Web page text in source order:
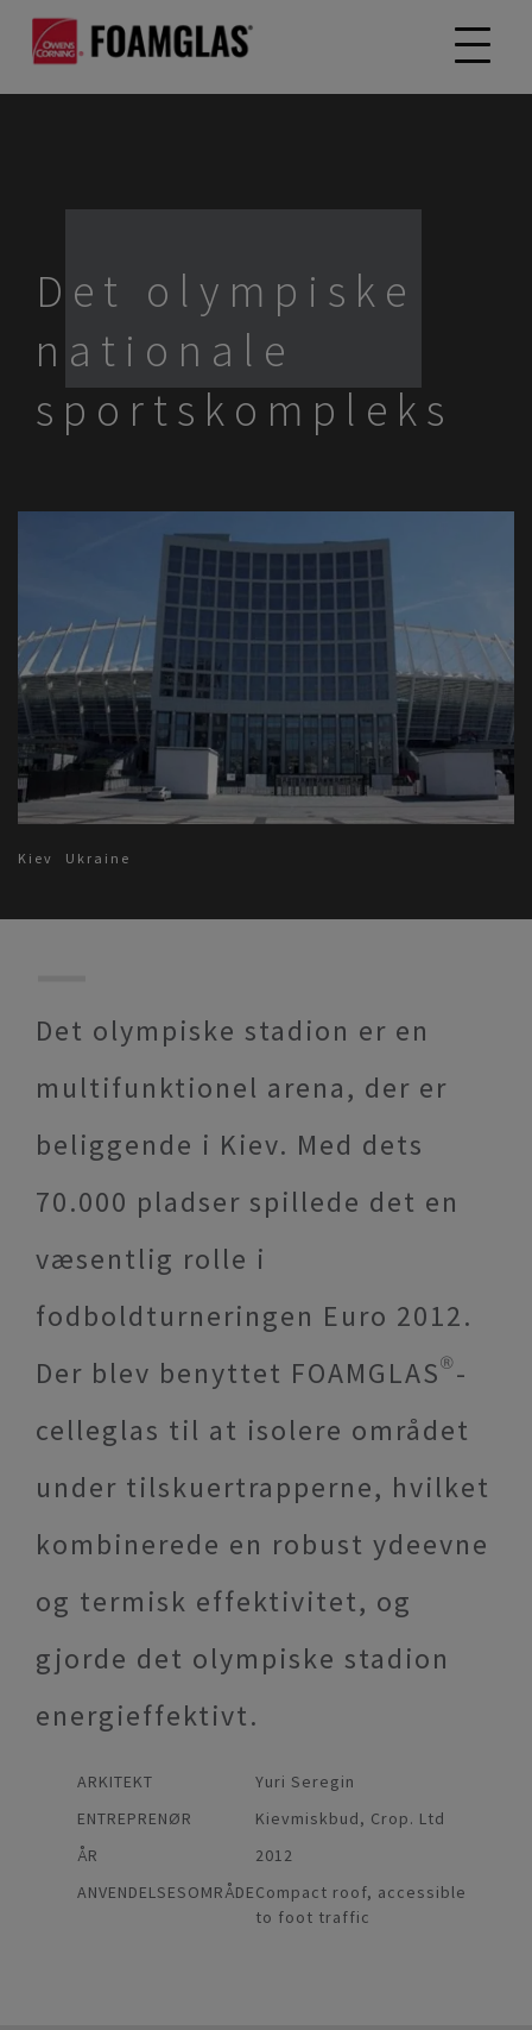
Det olympiske
nationale
sportskompleks
Kiev Ukraine
Det olympiske stadion er en
multifunktionel arena, der er
beliggende i Kiev. Med dets
70.000 pladser spillede det en
væsentlig rolle i
fodboldturneringen Euro 2012.
Der blev benyttet FOAMGLAS®-
celleglas til at isolere området
under tilskuertrapperne, hvilket
kombinerede en robust ydeevne
og termisk effektivitet, og
gjorde det olympiske stadion
energieffektivt.
ARKITEKT
Yuri Seregin
ENTREPRENØR
Kievmiskbud, Crop. Ltd
ÅR
2012
ANVENDELSESOMRÅDECompact roof, accessible
to foot traffic